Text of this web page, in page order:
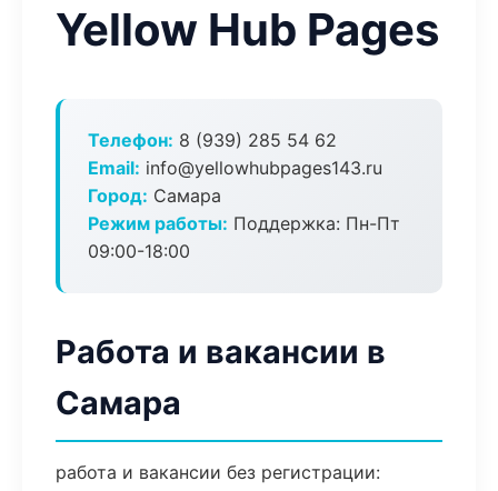
Yellow Hub Pages
Телефон: 8 (939) 285 54 62
Email: info@yellowhubpages143.ru
Город: Самара
Режим работы: Поддержка: Пн-Пт
09:00-18:00
Работа и вакансии в
Самара
работа и вакансии без регистрации: